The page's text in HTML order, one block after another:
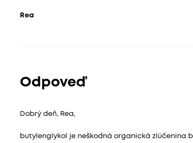
Rea
Odpoveď
Dobrý deň, Rea,
butylenglykol je neškodná organická zlúčenina